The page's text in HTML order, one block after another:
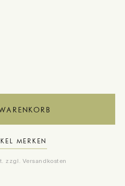
MERKEN
zzgl. Versandkosten